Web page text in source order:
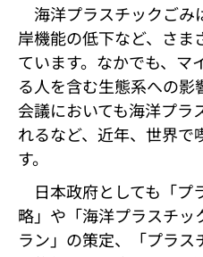
海洋プラスチックご
岸機能の低下など、さま
ています。なかでも、マ
る人を含む生態系への
会議においても海洋プラ
れるなど、近年、世界で
す。
日本政府としても「
略」や「海洋プラスチッ
ラン」の策定、「プラス